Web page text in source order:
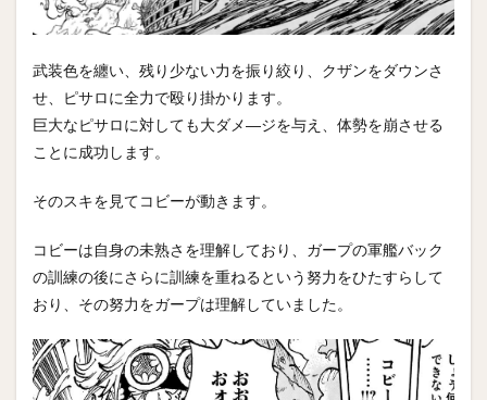
武装色を纏い、残り少ない力を振り絞り、クザンをダウンさ
せ、ピサロに全力で殴り掛かります。
巨大なピサロに対しても大ダメ―ジを与え、体勢を崩させる
ことに成功します。
そのスキを見てコビーが動きます。
コビーは自身の未熟さを理解しており、ガープの軍艦バック
の訓練の後にさらに訓練を重ねるという努力をひたすらして
おり、その努力をガープは理解していました。